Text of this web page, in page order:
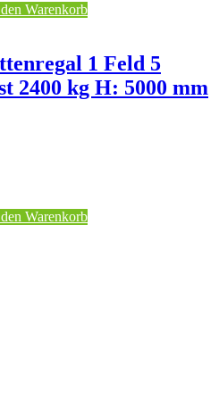
Warenkorb
1 Feld 5
2400 kg H: 5000 mm
Warenkorb